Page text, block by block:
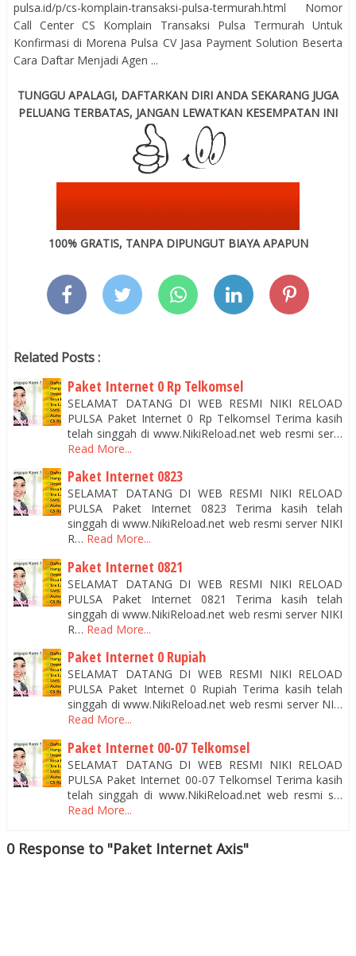
pulsa.id/p/cs-komplain-transaksi-pulsa-termurah.html Nomor
Call Center CS Komplain Transaksi Pulsa Termurah Untuk
Konfirmasi di Morena Pulsa CV Jasa Payment Solution Beserta
Cara Daftar Menjadi Agen ...
TUNGGU APALAGI, DAFTARKAN DIRI ANDA SEKARANG JUGA
PELUANG TERBATAS, JANGAN LEWATKAN KESEMPATAN INI
100% GRATIS, TANPA DIPUNGUT BIAYA APAPUN
Related Posts :
Paket Internet 0 Rp Telkomsel
SELAMAT DATANG DI WEB RESMI NIKI RELOAD
PULSA Paket Internet 0 Rp Telkomsel Terima kasih
telah singgah di www.NikiReload.net web resmi ser…
Read More...
Paket Internet 0823
SELAMAT DATANG DI WEB RESMI NIKI RELOAD
PULSA Paket Internet 0823 Terima kasih telah
singgah di www.NikiReload.net web resmi server NIKI
R… Read More...
Paket Internet 0821
SELAMAT DATANG DI WEB RESMI NIKI RELOAD
PULSA Paket Internet 0821 Terima kasih telah
singgah di www.NikiReload.net web resmi server NIKI
R… Read More...
Paket Internet 0 Rupiah
SELAMAT DATANG DI WEB RESMI NIKI RELOAD
PULSA Paket Internet 0 Rupiah Terima kasih telah
singgah di www.NikiReload.net web resmi server NI…
Read More...
Paket Internet 00-07 Telkomsel
SELAMAT DATANG DI WEB RESMI NIKI RELOAD
PULSA Paket Internet 00-07 Telkomsel Terima kasih
telah singgah di www.NikiReload.net web resmi s…
Read More...
0 Response to "Paket Internet Axis"